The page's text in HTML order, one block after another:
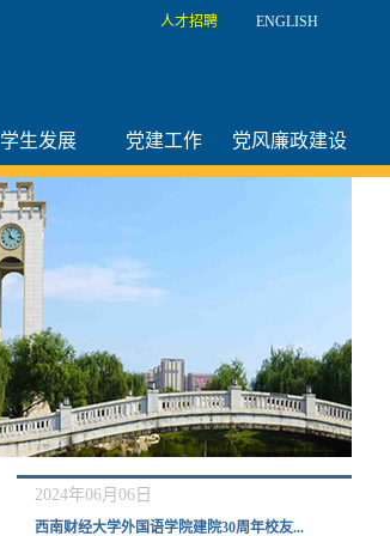
ENGLISH
人才招聘
学生发展 党建工作 党风廉政建设
2024年06月06日
西南财经大学外国语学院建院30周年校友...